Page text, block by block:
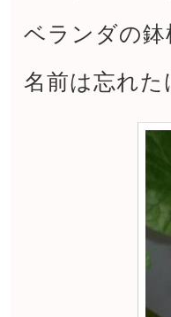
ベランダの
名前は忘れ